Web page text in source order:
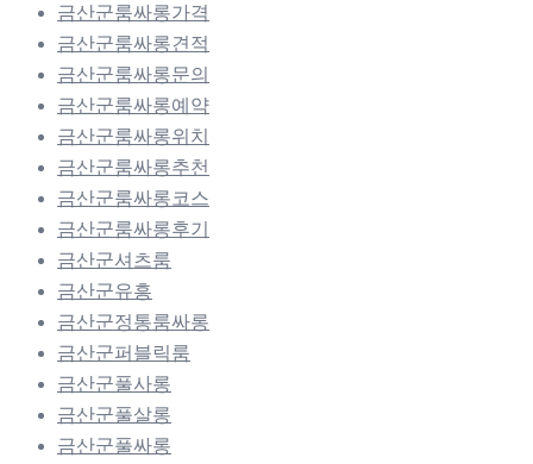
금산군룸싸롱가격
금산군룸싸롱견적
금산군룸싸롱문의
금산군룸싸롱예약
금산군룸싸롱위치
금산군룸싸롱추천
금산군룸싸롱코스
금산군룸싸롱후기
금산군셔츠룸
금산군유흥
금산군정통룸싸롱
금산군퍼블릭룸
금산군풀사롱
금산군풀살롱
금산군풀싸롱